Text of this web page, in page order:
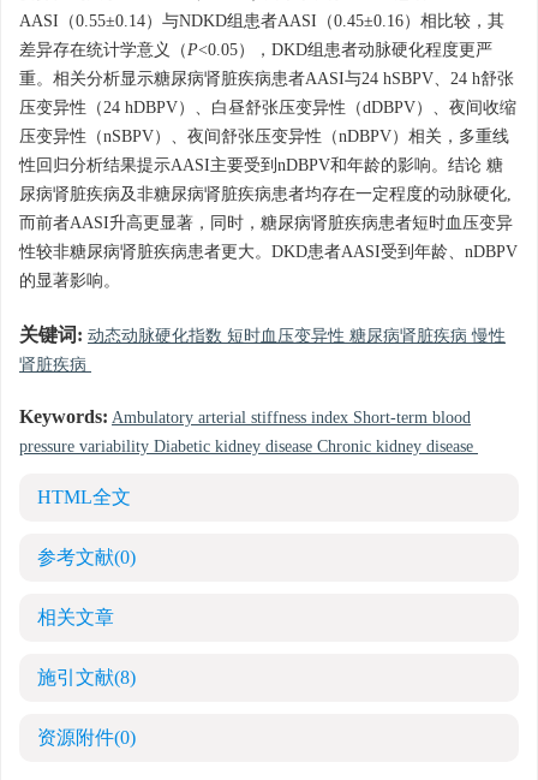
AASI（0.55±0.14）与NDKD组患者AASI（0.45±0.16）相比较，其
差异存在统计学意义（P<0.05），DKD组患者动脉硬化程度更严
重。相关分析显示糖尿病肾脏疾病患者AASI与24 hSBPV、24 h舒张
压变异性（24 hDBPV）、白昼舒张压变异性（dDBPV）、夜间收缩
压变异性（nSBPV）、夜间舒张压变异性（nDBPV）相关，多重线
性回归分析结果提示AASI主要受到nDBPV和年龄的影响。结论 糖
尿病肾脏疾病及非糖尿病肾脏疾病患者均存在一定程度的动脉硬化,
而前者AASI升高更显著，同时，糖尿病肾脏疾病患者短时血压变异
性较非糖尿病肾脏疾病患者更大。DKD患者AASI受到年龄、nDBPV
的显著影响。
关键词: 动态动脉硬化指数 短时血压变异性 糖尿病肾脏疾病 慢性
肾脏疾病
Keywords: Ambulatory arterial stiffness index Short-term blood
pressure variability Diabetic kidney disease Chronic kidney disease
HTML全文
参考文献(0)
相关文章
施引文献(8)
资源附件(0)